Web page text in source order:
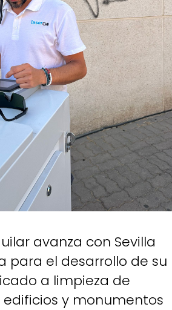
avanza con Sevilla
para el desarrollo de su
a limpieza de
edificios y monumentos